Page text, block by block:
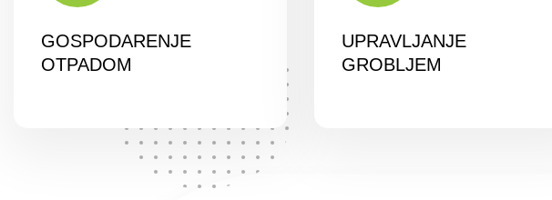
GOSPODARENJE
OTPADOM
UPRAVLJANJE
GROBLJEM